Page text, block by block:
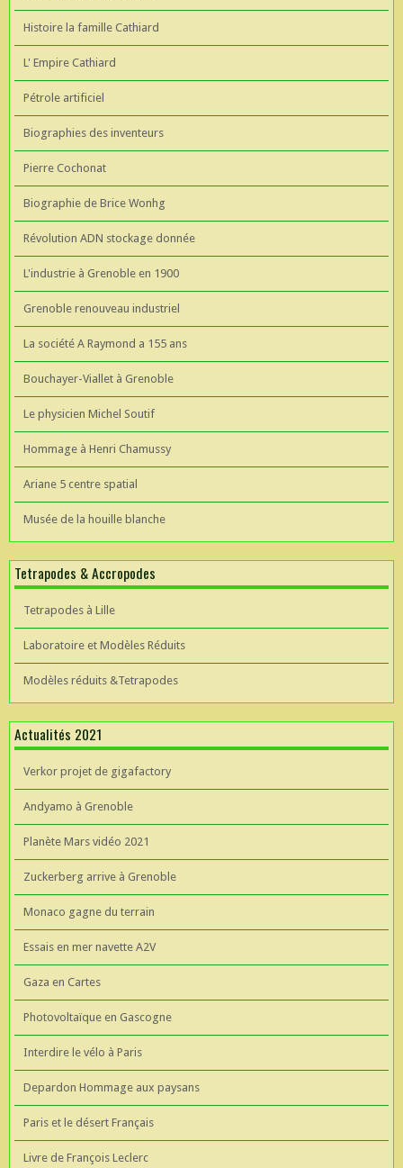
Histoire la famille Cathiard
L' Empire Cathiard
Pétrole artificiel
Biographies des inventeurs
Pierre Cochonat
Biographie de Brice Wonhg
Révolution ADN stockage donnée
L'industrie à Grenoble en 1900
Grenoble renouveau industriel
La société A Raymond a 155 ans
Bouchayer-Viallet à Grenoble
Le physicien Michel Soutif
Hommage à Henri Chamussy
Ariane 5 centre spatial
Musée de la houille blanche
Tetrapodes & Accropodes
Tetrapodes à Lille
Laboratoire et Modèles Réduits
Modèles réduits &Tetrapodes
Actualités 2021
Verkor projet de gigafactory
Andyamo à Grenoble
Planète Mars vidéo 2021
Zuckerberg arrive à Grenoble
Monaco gagne du terrain
Essais en mer navette A2V
Gaza en Cartes
Photovoltaïque en Gascogne
Interdire le vélo à Paris
Depardon Hommage aux paysans
Paris et le désert Français
Livre de François Leclerc